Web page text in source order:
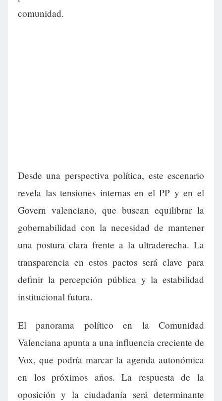
comunidad.
Desde una perspectiva política, este escenario
revela las tensiones internas en el PP y en el
Govern valenciano, que buscan equilibrar la
gobernabilidad con la necesidad de mantener
una postura clara frente a la ultraderecha. La
transparencia en estos pactos será clave para
definir la percepción pública y la estabilidad
institucional futura.
El panorama político en la Comunidad
Valenciana apunta a una influencia creciente de
Vox, que podría marcar la agenda autonómica
en los próximos años. La respuesta de la
oposición y la ciudadanía será determinante